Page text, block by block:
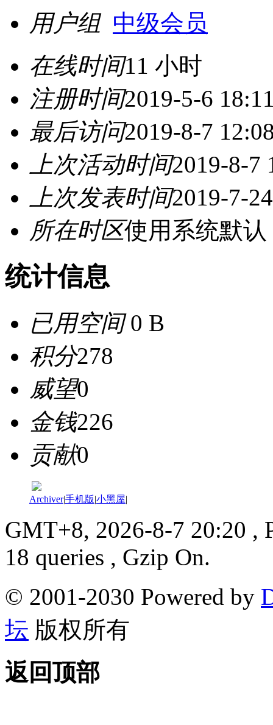
用户组 中级会员
在线时间11 小时
注册时间2019-5-6
最后访问2019-8-7
上次活动时间2019-8-7
上次发表时间2019-7-
所在时区使用系统默认
统计信息
已用空间0 B
积分278
威望0
金钱226
贡献0
Archiver|手机版|小黑屋|
GMT+8, 2026-8-7 20:20 ,
18 queries , Gzip On.
© 2001-2030 Powered by
坛 版权所有
返回顶部